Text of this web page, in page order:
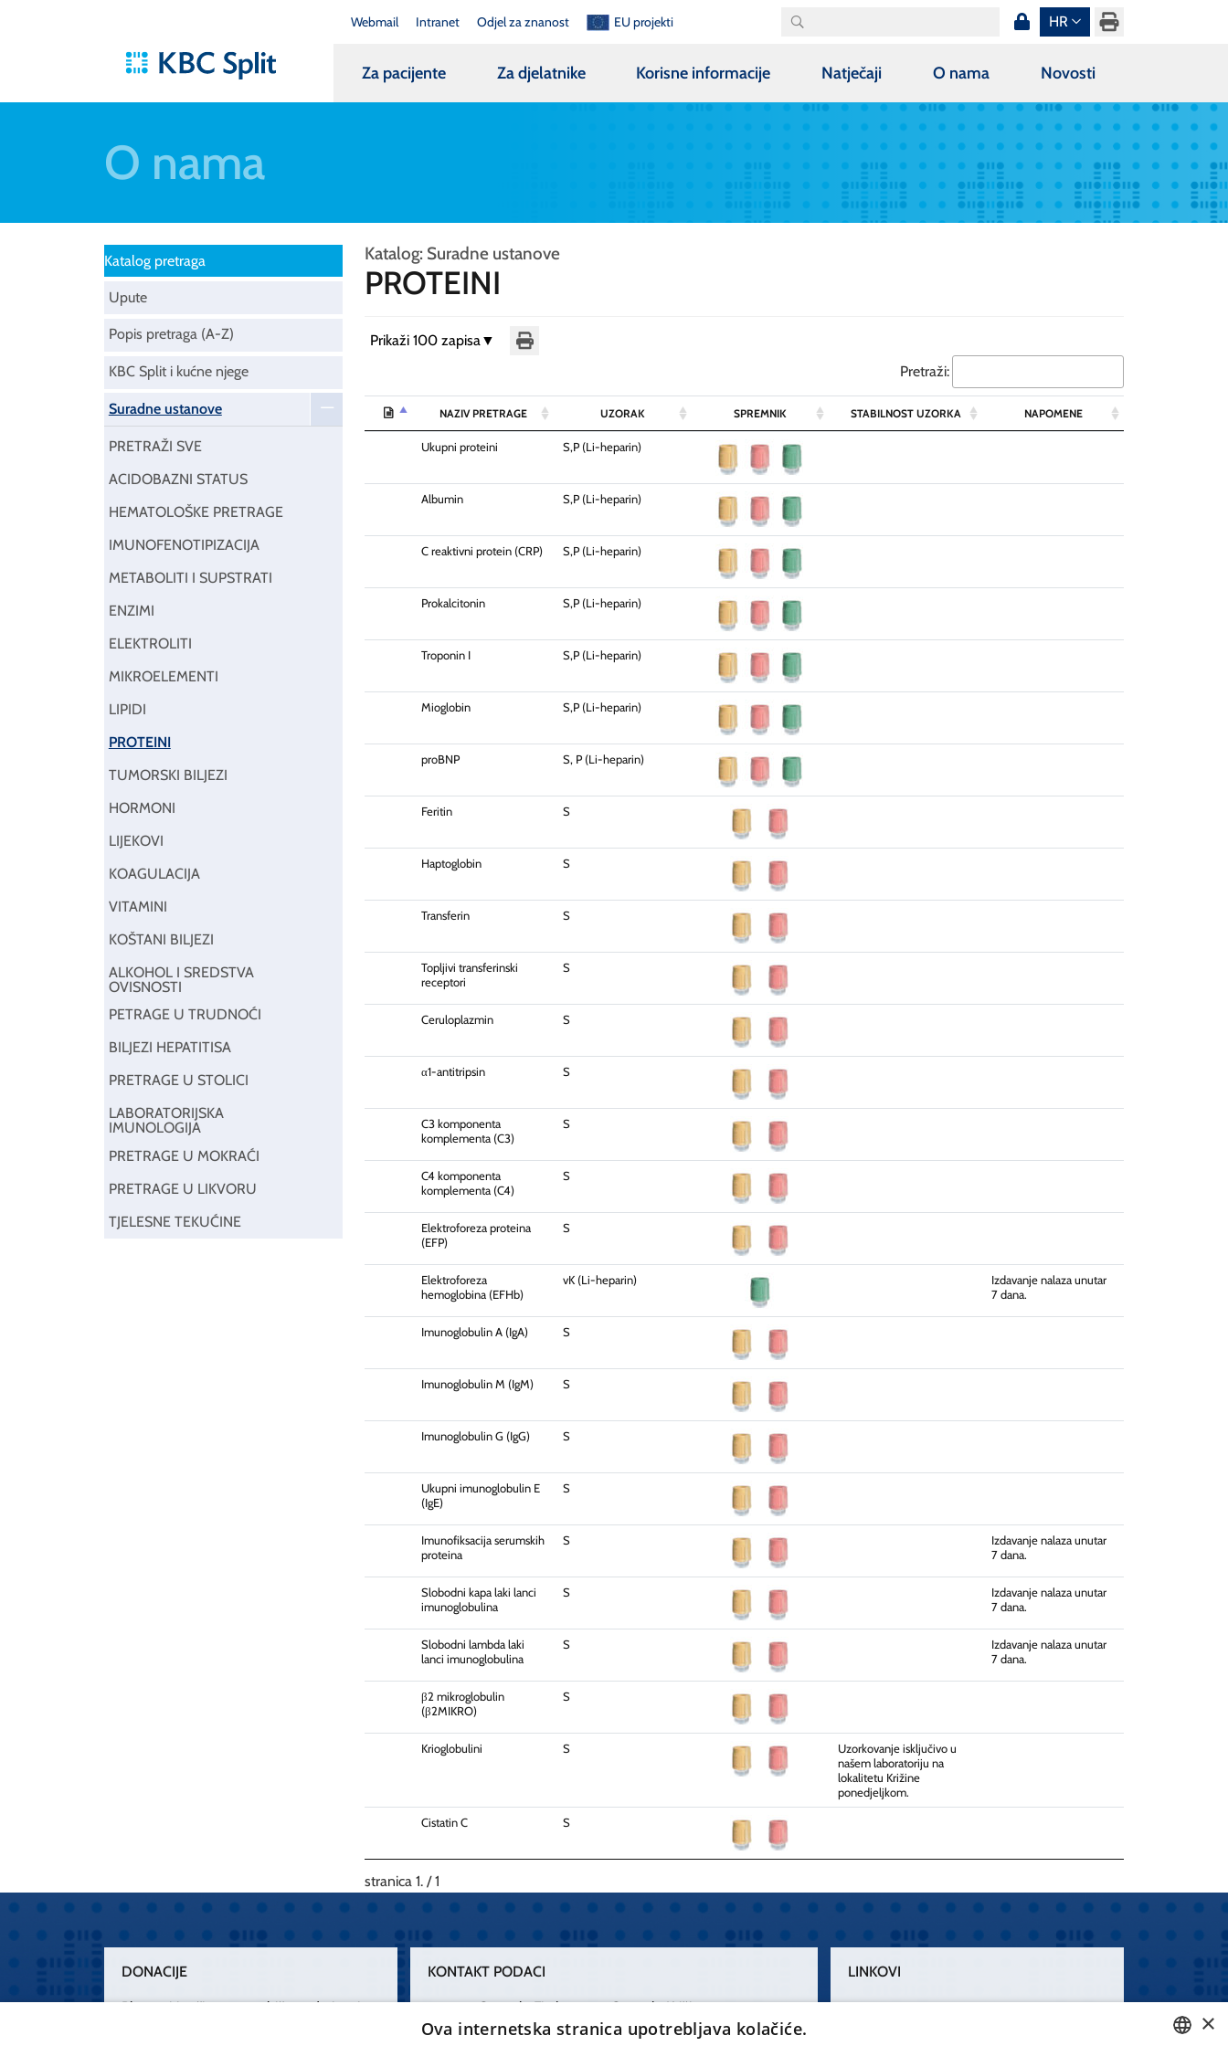
Webmail Intranet Odjel za znanost EU projekti HR
Za pacijente Za djelatnike Korisne informacije Natječaji O nama Novosti
O nama
Katalog pretraga
Upute
Popis pretraga (A-Z)
KBC Split i kućne njege
Suradne ustanove
PRETRAŽI SVE
ACIDOBAZNI STATUS
HEMATOLOŠKE PRETRAGE
IMUNOFENOTIPIZACIJA
METABOLITI I SUPSTRATI
ENZIMI
ELEKTROLITI
MIKROELEMENTI
LIPIDI
PROTEINI
TUMORSKI BILJEZI
HORMONI
LIJEKOVI
KOAGULACIJA
VITAMINI
KOŠTANI BILJEZI
ALKOHOL I SREDSTVA
OVISNOSTI
PETRAGE U TRUDNOĆI
BILJEZI HEPATITISA
PRETRAGE U STOLICI
LABORATORIJSKA
IMUNOLOGIJA
PRETRAGE U MOKRAĆI
PRETRAGE U LIKVORU
TJELESNE TEKUĆINE
Katalog: Suradne ustanove
PROTEINI
Prikaži 100 zapisa ▼
Pretraži:
NAZIV PRETRAGE UZORAK SPREMNIK STABILNOST UZORKA NAPOMENE
Ukupni proteini S,P (Li-heparin)
Albumin S,P (Li-heparin)
C reaktivni protein (CRP) S,P (Li-heparin)
Prokalcitonin S,P (Li-heparin)
Troponin I S,P (Li-heparin)
Mioglobin S,P (Li-heparin)
proBNP S, P (Li-heparin)
Feritin S
Haptoglobin S
Transferin S
Topljivi transferinski
receptori
S
Ceruloplazmin S
α1-antitripsin S
C3 komponenta
komplementa (C3)
S
C4 komponenta
komplementa (C4)
S
Elektroforeza proteina
(EFP)
S
Elektroforeza
hemoglobina (EFHb)
vK (Li-heparin)
Izdavanje nalaza unutar
7 dana.
Imunoglobulin A (IgA) S
Imunoglobulin M (IgM) S
Imunoglobulin G (IgG) S
Ukupni imunoglobulin E
(IgE)
S
Imunofiksacija serumskih
proteina
S
Izdavanje nalaza unutar
7 dana.
Slobodni kapa laki lanci
imunoglobulina
S
Izdavanje nalaza unutar
7 dana.
Slobodni lambda laki
lanci imunoglobulina
S
Izdavanje nalaza unutar
7 dana.
β2 mikroglobulin
(β2MIKRO)
S
Krioglobulini S
Uzorkovanje isključivo u
našem laboratoriju na
lokalitetu Križine
ponedjeljkom.
Cistatin C S
stranica 1. / 1
DONACIJE
Plemenitim činom nesebičnog darivanja
KONTAKT PODACI
Centrala Firule
021 556 111
Centrala Križine
021 557 111
LINKOVI
×
Ova internetska stranica upotrebljava kolačiće.